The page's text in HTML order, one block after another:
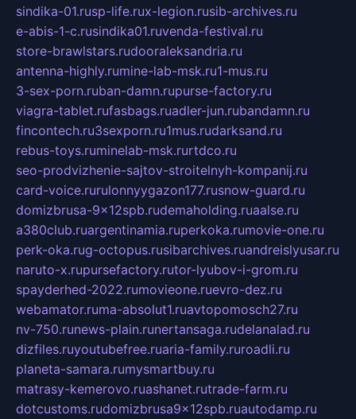
sindika-01.rusp-life.rux-legion.rusib-archives.ru
e-abis-1-c.rusindika01.ruvenda-festival.ru
store-brawlstars.rudooraleksandria.ru
antenna-highly.rumine-lab-msk.ru1-mus.ru
3-sex-porn.ruban-damn.rupurse-factory.ru
viagra-tablet.rufasbags.ruadler-jun.rubandamn.ru
fincontech.ru3sexporn.ru1mus.rudarksand.ru
rebus-toys.ruminelab-msk.rurtdco.ru
seo-prodvizhenie-sajtov-stroitelnyh-kompanij.ru
card-voice.rurulonnyygazon177.rusnow-guard.ru
domizbrusa-9x12spb.rudemaholding.ruaalse.ru
a380club.ruargentinamia.ruperkoka.rumovie-one.ru
perk-oka.rug-octopus.rusibarchives.ruandreislyusar.ru
naruto-x.rupursefactory.rutor-lyubov-i-grom.ru
spayderhed-2022.rumovieone.ruevro-dez.ru
webamator.ruma-absolut1.ruavtopomosch27.ru
nv-750.runews-plain.runertansaga.rudelanalad.ru
dizfiles.ruyoutubefree.ruaria-family.ruroadli.ru
planeta-samara.rumysmartbuy.ru
matrasy-kemerovo.ruashanet.rutrade-farm.ru
dotcustoms.rudomizbrusa9x12spb.ruautodamp.ru